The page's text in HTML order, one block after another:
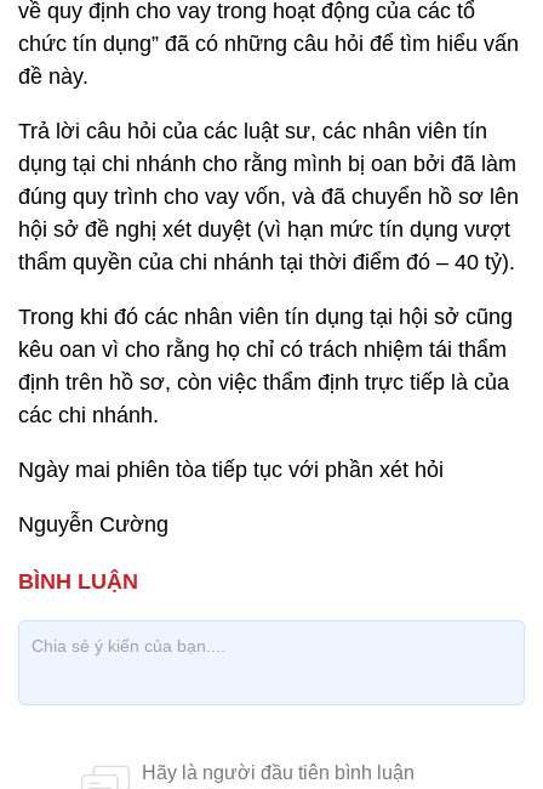
về quy định cho vay trong hoạt động của các tổ
chức tín dụng” đã có những câu hỏi để tìm hiểu vấn
đề này.
Trả lời câu hỏi của các luật sư, các nhân viên tín
dụng tại chi nhánh cho rằng mình bị oan bởi đã làm
đúng quy trình cho vay vốn, và đã chuyển hồ sơ lên
hội sở đề nghị xét duyệt (vì hạn mức tín dụng vượt
thẩm quyền của chi nhánh tại thời điểm đó – 40 tỷ).
Trong khi đó các nhân viên tín dụng tại hội sở cũng
kêu oan vì cho rằng họ chỉ có trách nhiệm tái thẩm
định trên hồ sơ, còn việc thẩm định trực tiếp là của
các chi nhánh.
Ngày mai phiên tòa tiếp tục với phần xét hỏi
Nguyễn Cường